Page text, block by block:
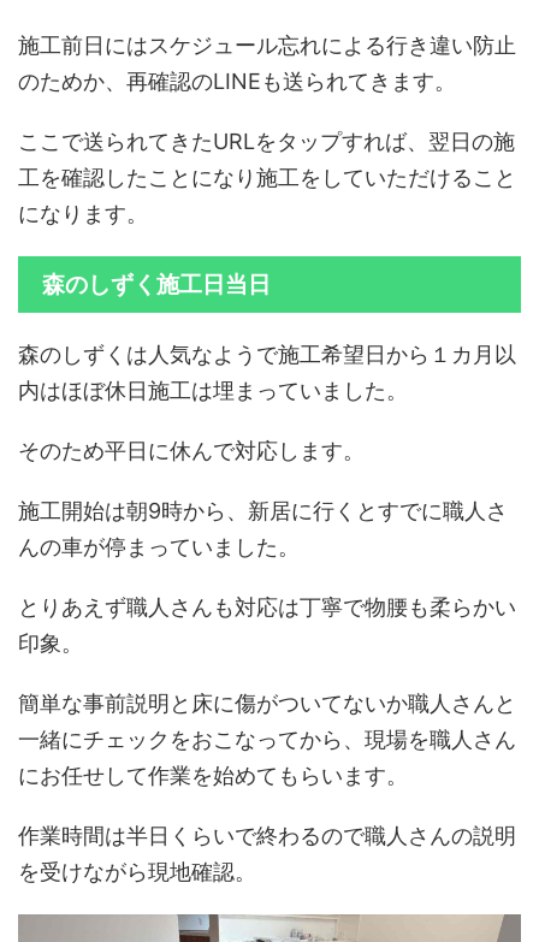
施工前日にはスケジュール忘れによる行き違い防止
のためか、再確認のLINEも送られてきます。
ここで送られてきたURLをタップすれば、翌日の施
工を確認したことになり施工をしていただけること
になります。
森のしずく施工日当日
森のしずくは人気なようで施工希望日から１カ月以
内はほぼ休日施工は埋まっていました。
そのため平日に休んで対応します。
施工開始は朝9時から、新居に行くとすでに職人さ
んの車が停まっていました。
とりあえず職人さんも対応は丁寧で物腰も柔らかい
印象。
簡単な事前説明と床に傷がついてないか職人さんと
一緒にチェックをおこなってから、現場を職人さん
にお任せして作業を始めてもらいます。
作業時間は半日くらいで終わるので職人さんの説明
を受けながら現地確認。